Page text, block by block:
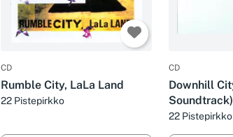
CD
Rumble City, LaLa Land
22 Pistepirkko
CD
Downhill
Soundtrack)
22 Pistepirkko